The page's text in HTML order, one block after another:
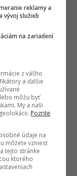
hlásia
reklamy a
vývoj služieb
na zariadení
z vášho
a ďalšie
môžu byť
My a naši
Pozrite
údaje na
môžete vzniesť
tejto stránke
ktorého